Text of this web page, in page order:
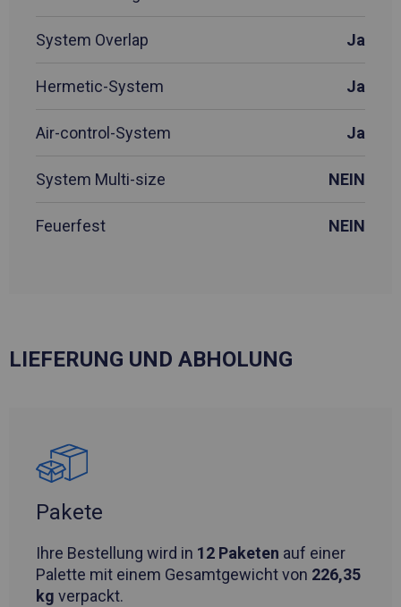
System Overlap Ja
Hermetic-System Ja
Air-control-System Ja
System Multi-size NEIN
Feuerfest NEIN
LIEFERUNG UND ABHOLUNG
Pakete
Ihre Bestellung wird in 12 Paketen auf einer
Palette mit einem Gesamtgewicht von 226,35
kg verpackt.